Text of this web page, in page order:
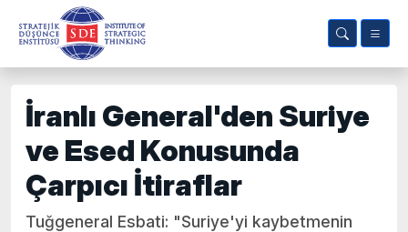
İranlı General'den Suriye
ve Esed Konusunda
Çarpıcı İtiraflar
Tuğgeneral Esbati: "Suriye'yi kaybetmenin